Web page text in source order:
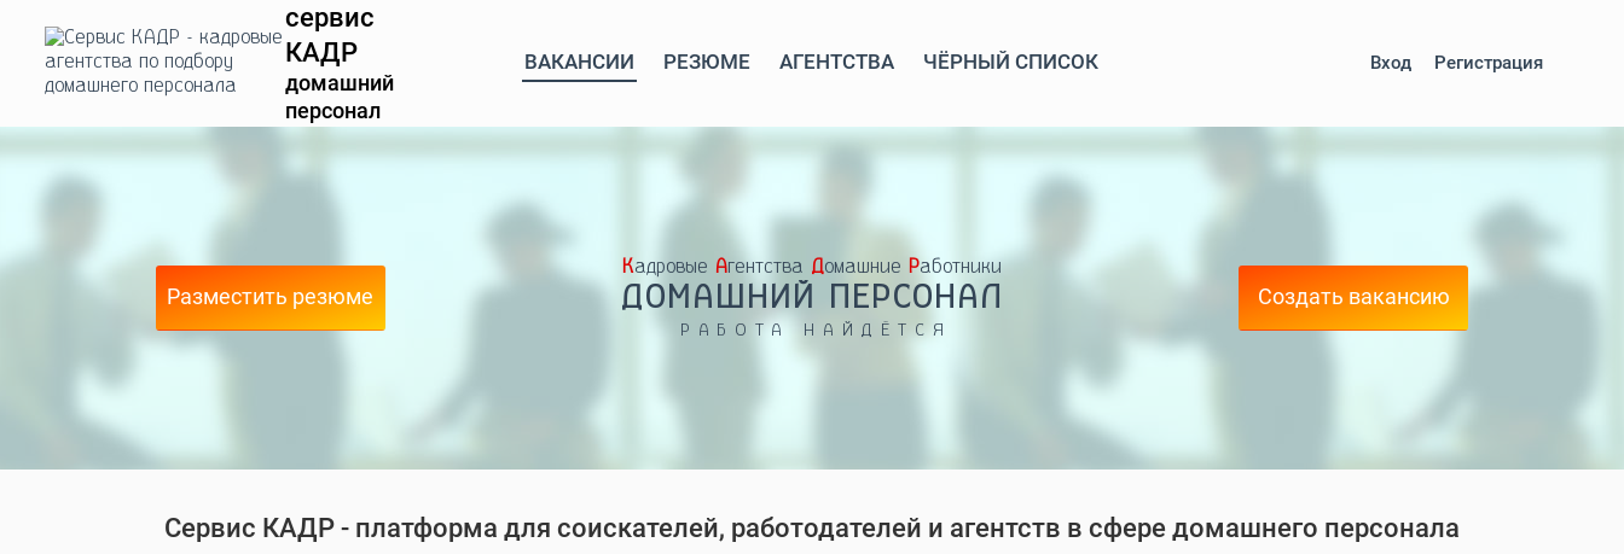
сервис
КАДР
домашний
персонал
ВАКАНСИИ РЕЗЮМЕ АГЕНТСТВА ЧЁРНЫЙ СПИСОК Вход Регистрация
Разместить резюме
Кадровые Агентства Домашние Работники
ДОМАШНИЙ ПЕРСОНАЛ
РАБОТА НАЙДЁТСЯ
Создать вакансию
Сервис КАДР - платформа для соискателей, работодателей и агентств в сфере домашнего персонала